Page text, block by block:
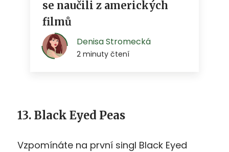
13. Black Eyed Peas
Vzpomínáte na první singl Black Eyed